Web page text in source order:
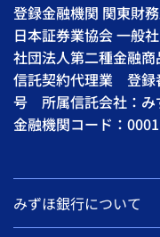
登録金融機関 関東財
日本証券業協会 一般
社団法人第二種金融
信託契約代理業 登
号 所属信託会社：み
金融機関コード：0001
みずほ銀行について